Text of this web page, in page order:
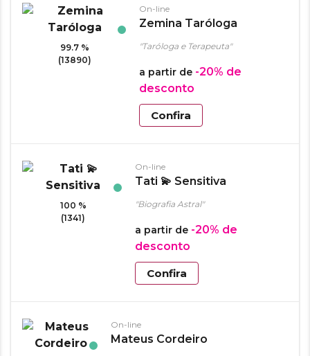
99.7 %
(13890)
On-line
Zemina Taróloga
"Taróloga e Terapeuta"
a partir de -20% de
desconto
Confira
100 %
(1341)
On-line
Tati 💫 Sensitiva
"Biografia Astral"
a partir de -20% de
desconto
Confira
On-line
Mateus Cordeiro